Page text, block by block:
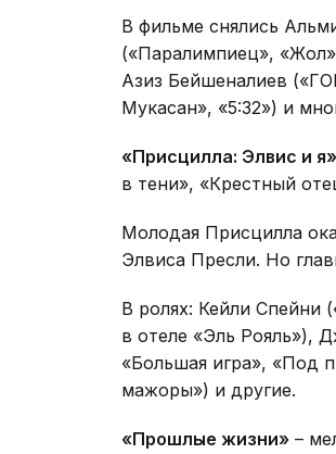
В фильме снялись
(«Паралимпиец»,
Азиз Бейшеналиев
Мукасан», «5:32») и
«Присцилла: Элвис и я»
в тени», «Крестный
Молодая Присцилла
Элвиса Пресли. Но
В ролях: Кейли Спейни
в отеле «Эль Рояль»),
«Большая игра», «Под
мажоры») и другие.
«Прошлые жизни» –